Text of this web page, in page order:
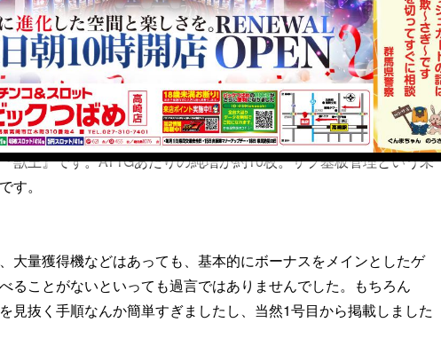
る。そんな自信だけはありました。部数は少ないので、その手順
せんでしたけど、他誌を見て「惜しいねっ！」と思うくらい一匹
した。
。ミレニアム問題が無事に過ぎ去った2001年の新春。とある機種
獣王』です。AT1Gあたりの純増が約10枚。サブ基板管理という未
す。
大量獲得機などはあっても、基本的にボーナスをメインとしたゲ
ることがないといっても過言ではありませんでした。もちろん
見抜く手順なんか簡単すぎましたし、当然1号目から掲載しました